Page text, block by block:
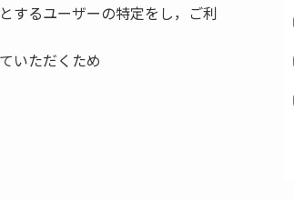
するユーザーの特定をし，ご利
いただくため